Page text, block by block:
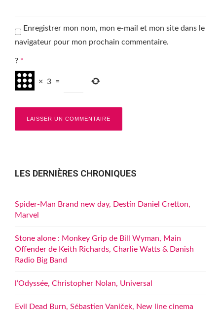
Enregistrer mon nom, mon e-mail et mon site dans le
navigateur pour mon prochain commentaire.
? *
× 3 =
LES DERNIÈRES CHRONIQUES
Spider-Man Brand new day, Destin Daniel Cretton,
Marvel
Stone alone : Monkey Grip de Bill Wyman, Main
Offender de Keith Richards, Charlie Watts & Danish
Radio Big Band
l’Odyssée, Christopher Nolan, Universal
Evil Dead Burn, Sébastien Vaniček, New line cinema